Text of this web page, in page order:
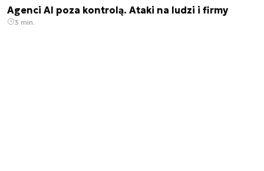
Agenci AI poza kontrolą. Ataki na ludzi i firmy
3 min.